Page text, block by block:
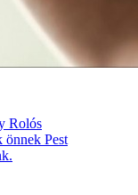
Rolós
önnek Pest